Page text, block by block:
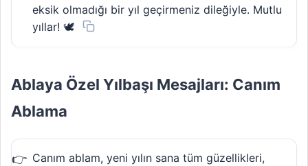
eksik olmadığı bir yıl geçirmeniz dileğiyle. Mutlu
yıllar! 🕊️
Ablaya Özel Yılbaşı Mesajları: Canım
Ablama
Canım ablam, yeni yılın sana tüm güzellikleri,